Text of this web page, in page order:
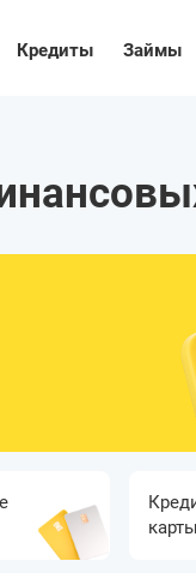
Кредиты Займы
карты